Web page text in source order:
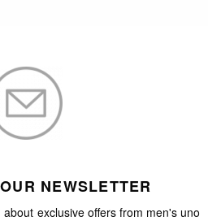
NEWSLETTER
exclusive offers from men's uno